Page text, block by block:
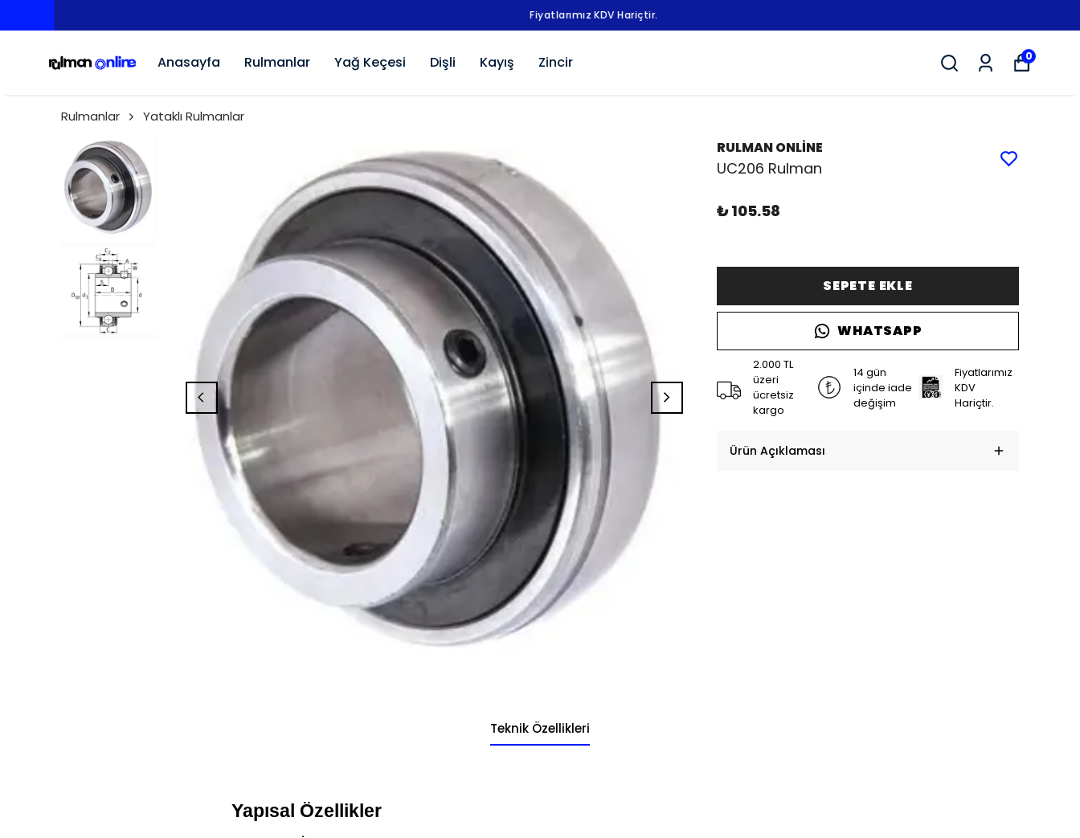
Fiyatlarımız KDV Hariçtir.
Anasayfa Rulmanlar Yağ Keçesi Dişli Kayış Zincir 0
Rulmanlar Yataklı Rulmanlar
RULMAN ONLİNE
UC206 Rulman
₺ 105.58
SEPETE EKLE
WHATSAPP
2.000 TL
üzeri
ücretsiz
kargo
14 gün
içinde iade
değişim
Fiyatlarımız
KDV
Hariçtir.
Ürün Açıklaması
Teknik Özellikleri
Yapısal Özellikler